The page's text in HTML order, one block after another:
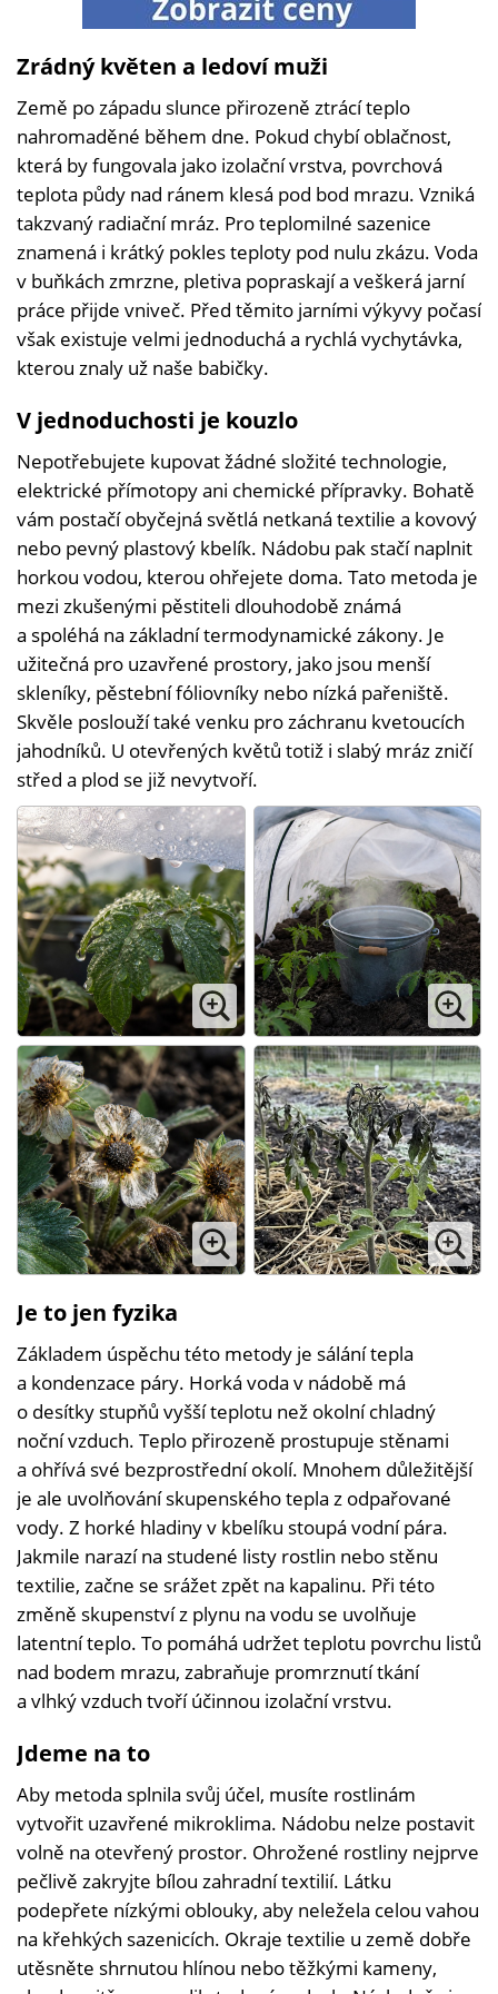
Zrádný květen a ledoví muži
Země po západu slunce přirozeně ztrácí teplo
nahromaděné během dne. Pokud chybí oblačnost,
která by fungovala jako izolační vrstva, povrchová
teplota půdy nad ránem klesá pod bod mrazu. Vzniká
takzvaný radiační mráz. Pro teplomilné sazenice
znamená i krátký pokles teploty pod nulu zkázu. Voda
v buňkách zmrzne, pletiva popraskají a veškerá jarní
práce přijde vniveč. Před těmito jarními výkyvy počasí
však existuje velmi jednoduchá a rychlá vychytávka,
kterou znaly už naše babičky.
V jednoduchosti je kouzlo
Nepotřebujete kupovat žádné složité technologie,
elektrické přímotopy ani chemické přípravky. Bohatě
vám postačí obyčejná světlá netkaná textilie a kovový
nebo pevný plastový kbelík. Nádobu pak stačí naplnit
horkou vodou, kterou ohřejete doma. Tato metoda je
mezi zkušenými pěstiteli dlouhodobě známá
a spoléhá na základní termodynamické zákony. Je
užitečná pro uzavřené prostory, jako jsou menší
skleníky, pěstební fóliovníky nebo nízká pařeniště.
Skvěle poslouží také venku pro záchranu kvetoucích
jahodníků. U otevřených květů totiž i slabý mráz zničí
střed a plod se již nevytvoří.
Je to jen fyzika
Základem úspěchu této metody je sálání tepla
a kondenzace páry. Horká voda v nádobě má
o desítky stupňů vyšší teplotu než okolní chladný
noční vzduch. Teplo přirozeně prostupuje stěnami
a ohřívá své bezprostřední okolí. Mnohem důležitější
je ale uvolňování skupenského tepla z odpařované
vody. Z horké hladiny v kbelíku stoupá vodní pára.
Jakmile narazí na studené listy rostlin nebo stěnu
textilie, začne se srážet zpět na kapalinu. Při této
změně skupenství z plynu na vodu se uvolňuje
latentní teplo. To pomáhá udržet teplotu povrchu listů
nad bodem mrazu, zabraňuje promrznutí tkání
a vlhký vzduch tvoří účinnou izolační vrstvu.
Jdeme na to
Aby metoda splnila svůj účel, musíte rostlinám
vytvořit uzavřené mikroklima. Nádobu nelze postavit
volně na otevřený prostor. Ohrožené rostliny nejprve
pečlivě zakryjte bílou zahradní textilií. Látku
podepřete nízkými oblouky, aby neležela celou vahou
na křehkých sazenicích. Okraje textilie u země dobře
utěsněte shrnutou hlínou nebo těžkými kameny,